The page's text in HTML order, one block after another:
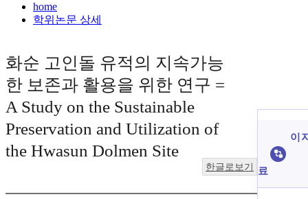
home
학위논문 상세
화순 고인돌 유적의 지속가능
한 보존과 활용을 위한 연구 =
A Study on the Sustainable
Preservation and Utilization of
the Hwasun Dolmen Site
한글로보기
이
료